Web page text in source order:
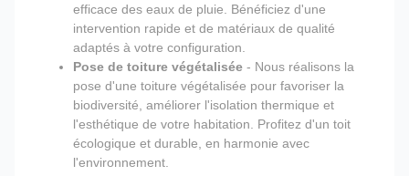
efficace des eaux de pluie. Bénéficiez d'une
intervention rapide et de matériaux de qualité
adaptés à votre configuration.
Pose de toiture végétalisée - Nous réalisons la
pose d'une toiture végétalisée pour favoriser la
biodiversité, améliorer l'isolation thermique et
l'esthétique de votre habitation. Profitez d'un toit
écologique et durable, en harmonie avec
l'environnement.